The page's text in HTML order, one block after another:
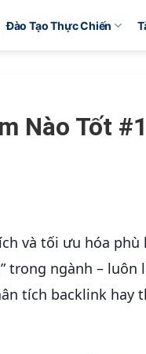
Đào Tạo Thực Chiến
Nào Tốt
và tối ưu hóa
trong ngành – luôn
tích backlink hay